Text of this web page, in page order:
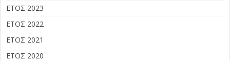
ΕΤΟΣ 2023
ΕΤΟΣ 2022
ΕΤΟΣ 2021
ΕΤΟΣ 2020